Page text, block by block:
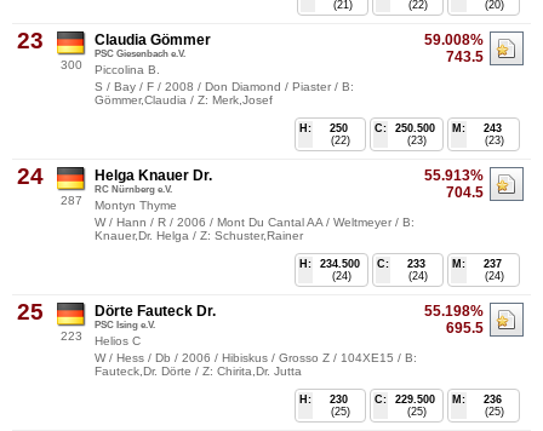
(20)
(22)
(21)
23
300
59.008%
743.5
Claudia Gömmer
PSC Giesenbach e.V.
Piccolina B.
S / Bay / F / 2008 / Don Diamond / Piaster / B:
Gömmer,Claudia / Z: Merk,Josef
M:
243
(23)
C:
250.500
(23)
H:
250
(22)
24
287
55.913%
704.5
Helga Knauer Dr.
RC Nürnberg e.V.
Montyn Thyme
W / Hann / R / 2006 / Mont Du Cantal AA / Weltmeyer / B:
Knauer,Dr. Helga / Z: Schuster,Rainer
M:
237
(24)
C:
233
(24)
H:
234.500
(24)
25
223
55.198%
695.5
Dörte Fauteck Dr.
PSC Ising e.V.
Helios C
W / Hess / Db / 2006 / Hibiskus / Grosso Z / 104XE15 / B:
Fauteck,Dr. Dörte / Z: Chirita,Dr. Jutta
M:
236
(25)
C:
229.500
(25)
H:
230
(25)